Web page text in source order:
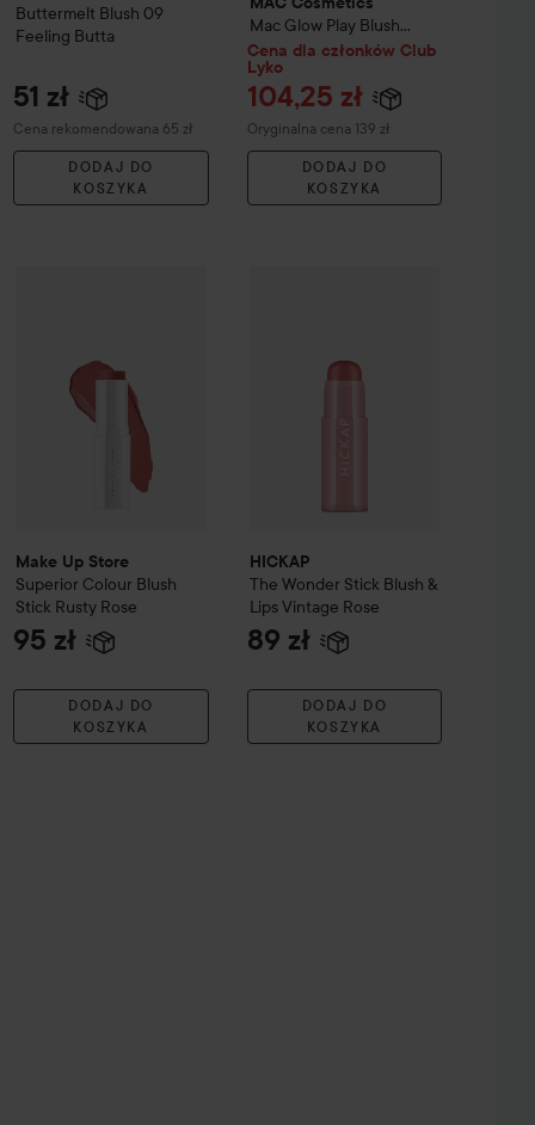
Buttermelt Blush 09
Feeling Butta
51 zł
Cena rekomendowana 65 zł
Zalecana cena 65 zł
DODAJ DO
KOSZYKA
Mac Glow Play Blush
Grand
Cena dla członków Club
Lyko
104,25 zł
Oryginalna cena 139 zł
Cena regularna 139 zł
DODAJ DO
KOSZYKA
Make Up Store
Superior Colour Blush
Stick Rusty Rose
95 zł
DODAJ DO
KOSZYKA
HICKAP
The Wonder Stick Blush &
LipsVintage Rose
89 zł
DODAJ DO
KOSZYKA